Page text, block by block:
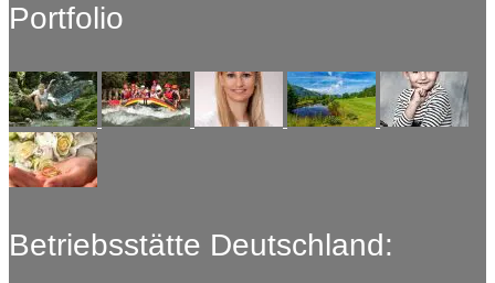
Portfolio
Betriebsstätte Deutschland: